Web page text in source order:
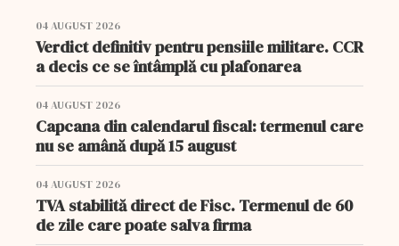
04 AUGUST 2026
Verdict definitiv pentru pensiile militare. CCR
a decis ce se întâmplă cu plafonarea
04 AUGUST 2026
Capcana din calendarul fiscal: termenul care
nu se amână după 15 august
04 AUGUST 2026
TVA stabilită direct de Fisc. Termenul de 60
de zile care poate salva firma